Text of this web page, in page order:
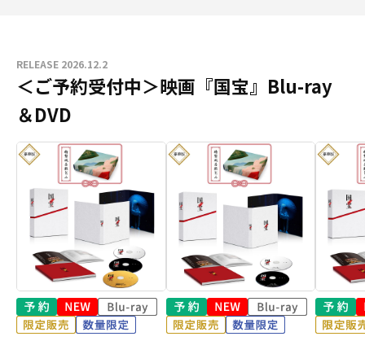
RELEASE 2026.12.2
＜ご予約受付中＞映画『国宝』Blu-ray
＆DVD